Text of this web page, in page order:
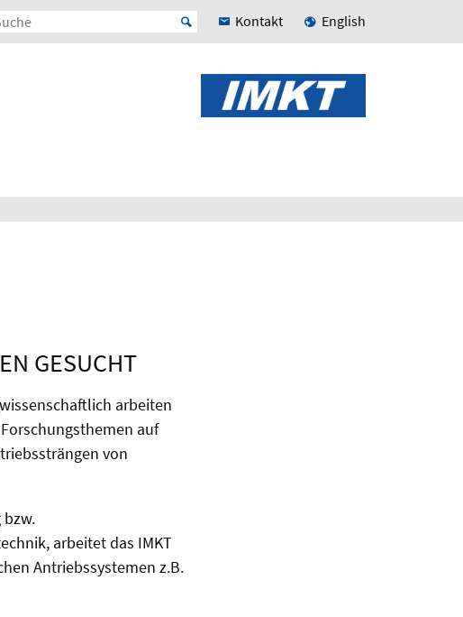
Kontakt English
GESUCHT
arbeiten
auf
von
arbeitet das IMKT
Antriebssystemen z.B.